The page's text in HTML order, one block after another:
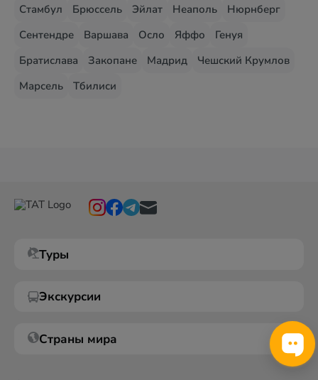
Стамбул
Брюссель Эйлат Неаполь
Нюрнберг
Сентендре
Варшава Осло Яффо
Генуя
Братислава
Закопане Мадрид
Чешский Крумлов
Марсель
Тбилиси
Туры
Экскурсии
Страны мира